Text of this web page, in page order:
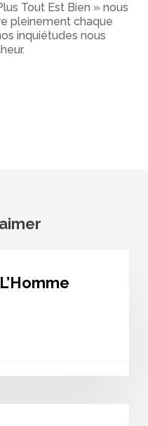
Tout Est Bien » nous
pleinement chaque
inquiétudes nous